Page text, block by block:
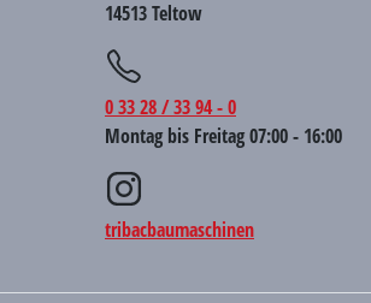
14513 Teltow
0 33 28 / 33 94 - 0
Montag bis Freitag 07:00 - 16:00
tribacbaumaschinen